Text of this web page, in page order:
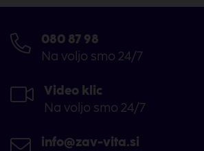
080 87 98
Na voljo smo 24/7
Video klic
Na voljo smo 24/7
info@zav-vita.si